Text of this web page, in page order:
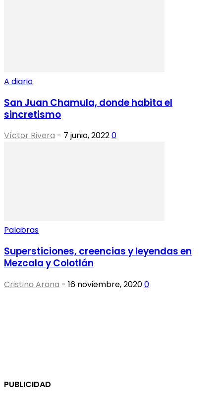
A diario
San Juan Chamula, donde habita el
sincretismo
Víctor Rivera - 7 junio, 20220
Palabras
Supersticiones, creencias y leyendas en
Mezcala y Colotlán
Cristina Arana - 16 noviembre, 20200
PUBLICIDAD